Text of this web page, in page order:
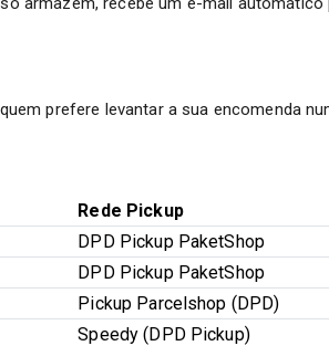
prefere levantar a sua encomenda
Rede Pickup
DPD Pickup PaketShop
DPD Pickup PaketShop
Pickup Parcelshop (DPD)
Speedy (DPD Pickup)